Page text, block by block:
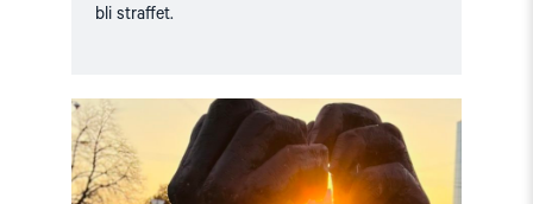
bli straffet.
Read
article
"Folk
først-
kampanjen: